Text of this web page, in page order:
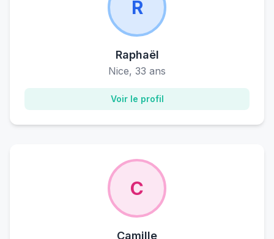
R
Raphaël
Nice, 33 ans
Voir le profil
C
Camille